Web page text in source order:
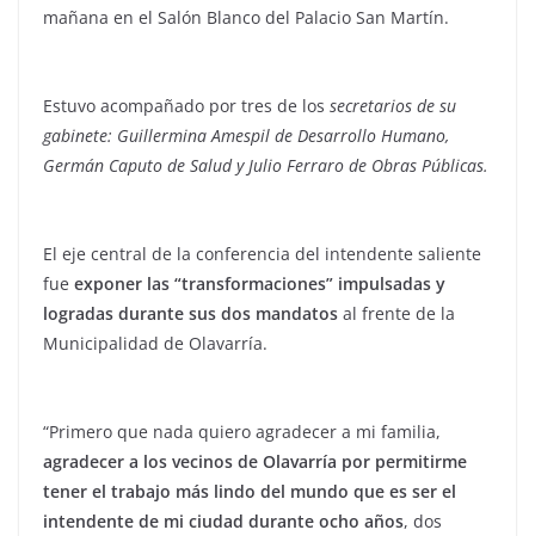
mañana en el Salón Blanco del Palacio San Martín.
Estuvo acompañado por tres de los secretarios de su
gabinete: Guillermina Amespil de Desarrollo Humano,
Germán Caputo de Salud y Julio Ferraro de Obras Públicas.
El eje central de la conferencia del intendente saliente
fue exponer las “transformaciones” impulsadas y
logradas durante sus dos mandatos al frente de la
Municipalidad de Olavarría.
“Primero que nada quiero agradecer a mi familia,
agradecer a los vecinos de Olavarría por permitirme
tener el trabajo más lindo del mundo que es ser el
intendente de mi ciudad durante ocho años, dos